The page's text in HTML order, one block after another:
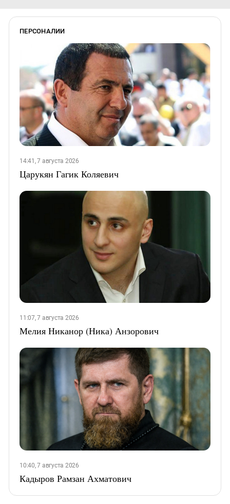
ПЕРСОНАЛИИ
14:41, 7 августа 2026
Царукян Гагик Коляевич
11:07, 7 августа 2026
Мелия Никанор (Ника) Анзорович
10:40, 7 августа 2026
Кадыров Рамзан Ахматович